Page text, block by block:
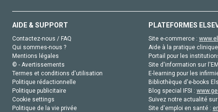
AIDE & SUPPORT
Contactez-nous / FAQ
Qui sommes-nous ?
Mentions légales
© - Avertissements
Termes et conditions d'utilisation
Politique rédactionnelle
Politique publicitaire
Cookie settings
Politique de la vie privée
PLATEFORMES
Site e-commerce :
Aide à la pratique
Portail pour les
Site d'information sur
E-learning pour les
Bibliothèque d'e-books
Blog special IFSI :
Suivez notre actualité
Site d'emploi en santé :